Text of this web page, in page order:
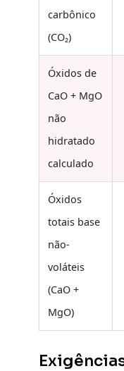
carbônico
(CO₂)
Óxidos de
CaO + MgO
não
hidratado
calculado
Óxidos
totais base
não-
voláteis
(CaO +
MgO)